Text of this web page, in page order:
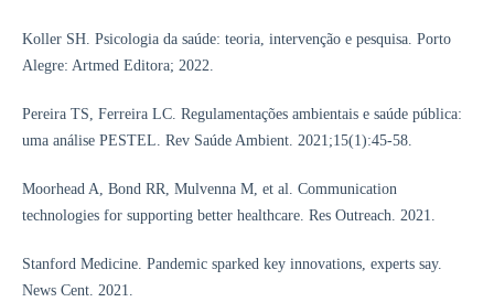
Koller SH. Psicologia da saúde: teoria, intervenção e pesquisa. Porto
Alegre: Artmed Editora; 2022.
Pereira TS, Ferreira LC. Regulamentações ambientais e saúde pública:
uma análise PESTEL. Rev Saúde Ambient. 2021;15(1):45-58.
Moorhead A, Bond RR, Mulvenna M, et al. Communication
technologies for supporting better healthcare. Res Outreach. 2021.
Stanford Medicine. Pandemic sparked key innovations, experts say.
News Cent. 2021.